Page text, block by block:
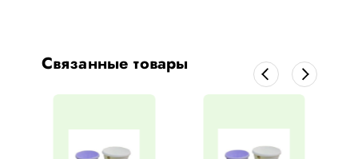
Связанные товары